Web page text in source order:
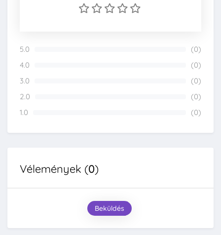
5.0
(0)
4.0
(0)
3.0
(0)
2.0
(0)
1.0
(0)
Vélemények (0)
Beküldés